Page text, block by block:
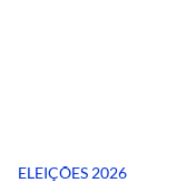
ELEIÇÕES 2026